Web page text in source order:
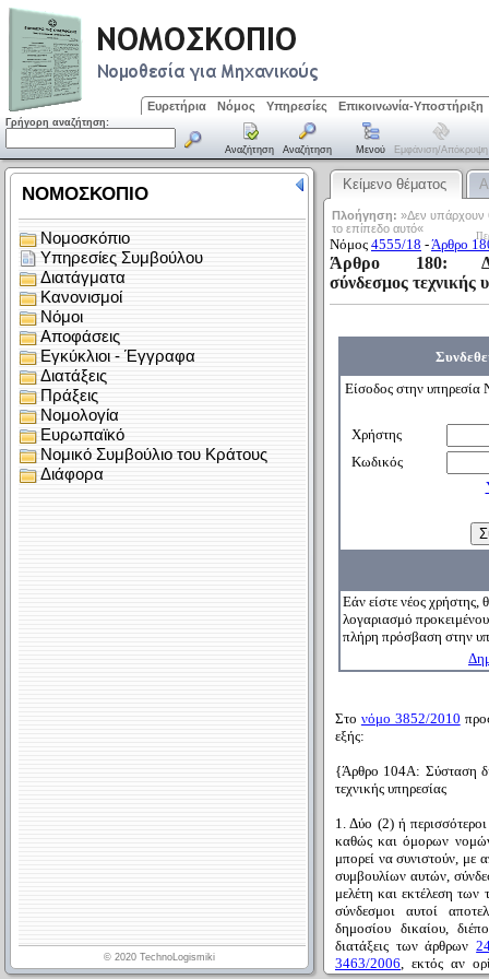
Ευρετήρια Νόμος Υπηρεσίες Επικοινωνία-Υποστήριξη
Γρήγορη αναζήτηση:
Αναζήτηση Αναζήτηση Μενού Εμφάνιση/απόκρυψη
Κείμενο θέματος